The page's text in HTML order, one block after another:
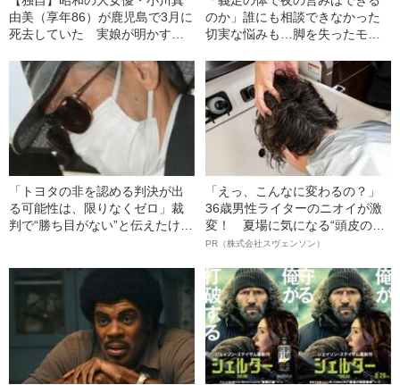
由美（享年86）が鹿児島で3月に
死去していた 実娘が明かす
のか」誰にも相談できなかった
切実な悩みも…脚を失ったモデ
運がいい」と言えるワケ
「トヨタの非を認める判決が出
る可能性は、限りなくゼロ」裁
判で“勝ち目がない”と伝えたけれ
の葛藤」
「えっ、こんなに変わるの？」
36歳男性ライターのニオイが激
変！ 夏場に気になる“頭皮のニ
オイ”や“ベタつき”を解消す
ト”が生み出した徹底ケアとは
PR（株式会社スヴェンソン）